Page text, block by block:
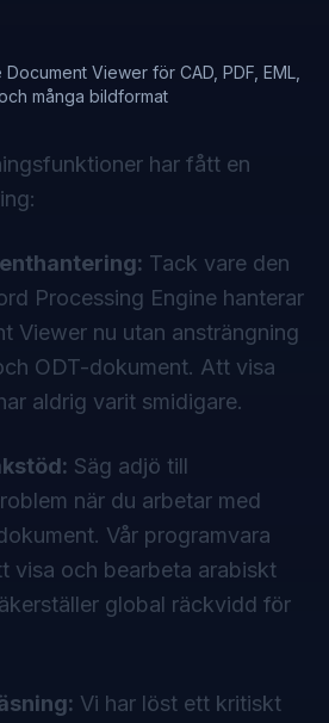
Viewer för CAD, PDF, EML,
många bildformat
har fått en
Tack vare den
Processing Engine hanterar
Viewer nu utan ansträngning
ODT-dokument. Att visa
aldrig varit smidigare.
Säg adjö till
när du arbetar med
Vår programvara
visa och bearbeta arabiskt
global räckvidd för
Vi har löst ett kritiskt